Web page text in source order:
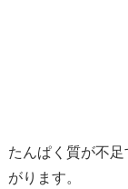
たんぱく質が不
がります。